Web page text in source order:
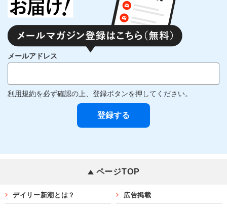
メールアドレス
利用規約を必ず確認の上、登録ボタンを押してください。
ページTOP
デイリー新潮とは？ 広告掲載